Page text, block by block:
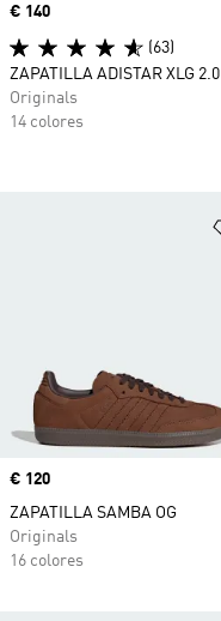
Precio
€ 120
ZAPATILLA SAMBA OG
Originals
16 colores
Precio
€ 140
(63)
ZAPATILLA ADISTAR XLG 2.0
Originals
14 colores